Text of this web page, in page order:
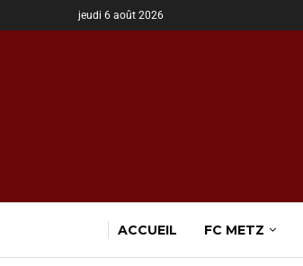
jeudi 6 août 2026
ACCUEIL FC METZ